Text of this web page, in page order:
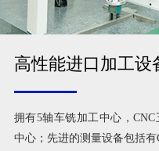
高性能进口加工设
拥有5轴车铣加工中心，
中心；先进的测量设备包括